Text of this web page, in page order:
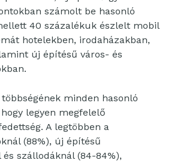
számolt be hasonló
40 százalékuk észlelt mobil
hotelekben, irodaházakban,
új építésű város- és
minden hasonló
legyen megfelelő
A legtöbben a
(88%), új építésű
szállodáknál (84-84%),